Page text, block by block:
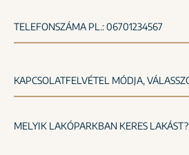
TELEFONSZÁMA PL.: 06701234567
MELYIK LAKÓPARKBAN KERES LAKÁST?